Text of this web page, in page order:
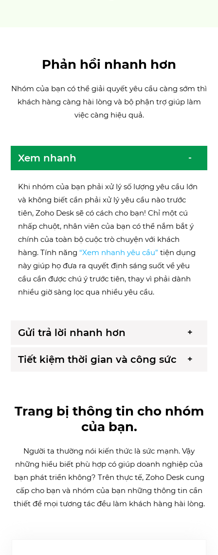
Phản hồi nhanh hơn
Nhóm của bạn có thể giải quyết yêu cầu càng sớm thì
khách hàng càng hài lòng và bộ phận trợ giúp làm
việc càng hiệu quả.
Xem nhanh
Khi nhóm của bạn phải xử lý số lượng yêu cầu lớn
và không biết cần phải xử lý yêu cầu nào trước
tiên, Zoho Desk sẽ có cách cho bạn! Chỉ một cú
nhấp chuột, nhân viên của bạn có thể nắm bắt ý
chính của toàn bộ cuộc trò chuyện với khách
hàng. Tính năng“Xem nhanh yêu cầu” tiện dụng
này giúp họ đưa ra quyết định sáng suốt về yêu
cầu cần được chú ý trước tiên, thay vì phải dành
nhiều giờ sàng lọc qua nhiều yêu cầu.
Gửi trả lời nhanh hơn
Tiết kiệm thời gian và công sức
Trang bị thông tin cho nhóm
của bạn.
Người ta thường nói kiến thức là sức mạnh. Vậy
những hiểu biết phù hợp có giúp doanh nghiệp của
bạn phát triển không? Trên thực tế, Zoho Desk cung
cấp cho bạn và nhóm của bạn những thông tin cần
thiết để mọi tương tác đều làm khách hàng hài lòng.